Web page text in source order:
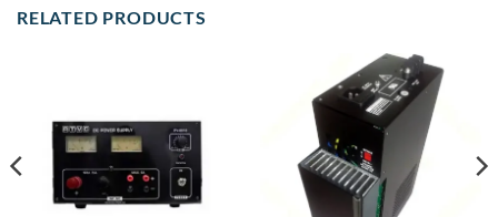
RELATED PRODUCTS